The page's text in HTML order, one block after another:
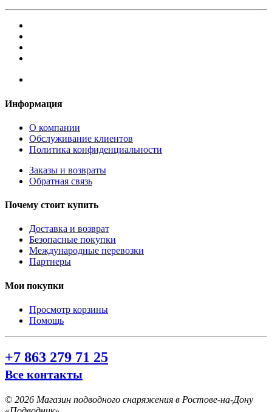
Информация
О компании
Обслуживание клиентов
Политика конфиденциальности
Заказы и возвраты
Обратная связь
Почему стоит купить
Доставка и возврат
Безопасные покупки
Международные перевозки
Партнеры
Мои покупки
Просмотр корзины
Помощь
+7 863 279 71 25
Все контакты
© 2026 Магазин подводного снаряжения в Ростове-на-Дону